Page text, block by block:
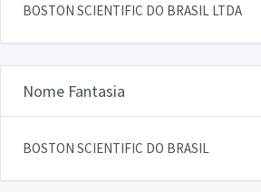
BOSTON SCIENTIFIC DO BRASIL LTDA
Nome Fantasia
BOSTON SCIENTIFIC DO BRASIL